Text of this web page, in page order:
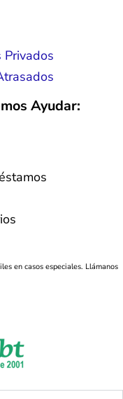
Privados
Ayudar:
en casos especiales. Llámanos